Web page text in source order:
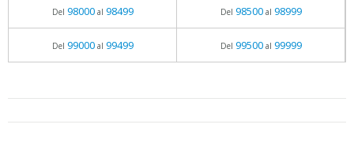
Del 98000al 98499 Del 98500al 98999
Del 99000al 99499 Del 99500al 99999